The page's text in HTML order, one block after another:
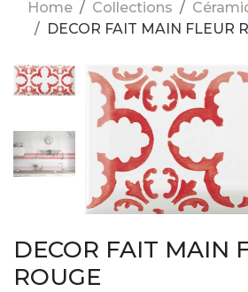
Home Collections
DECOR FAIT MAIN FLEUR
DECOR FAIT MAIN
ROUGE